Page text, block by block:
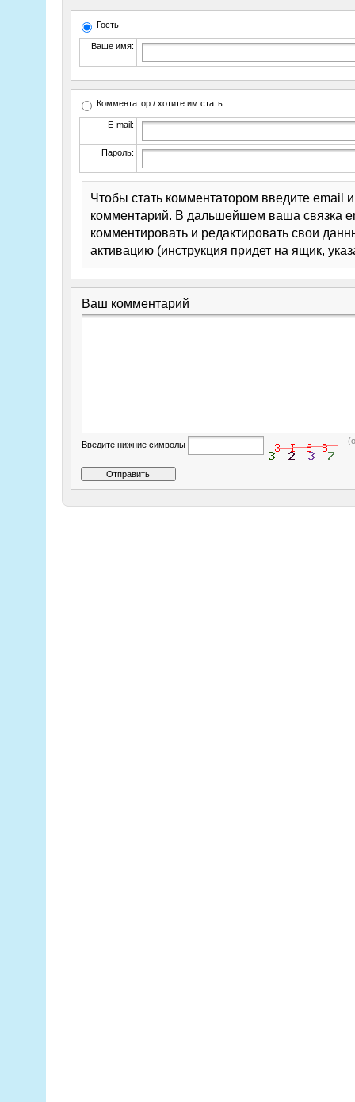
Гость
Ваше имя:
Комментатор / хотите им стать
E-mail:
Пароль:
Чтобы стать комментатором введите email
комментарий. В дальшейшем ваша связка
комментировать и редактировать свои
активацию (инструкция придет на ящик,
Ваш комментарий
Введите нижние символы